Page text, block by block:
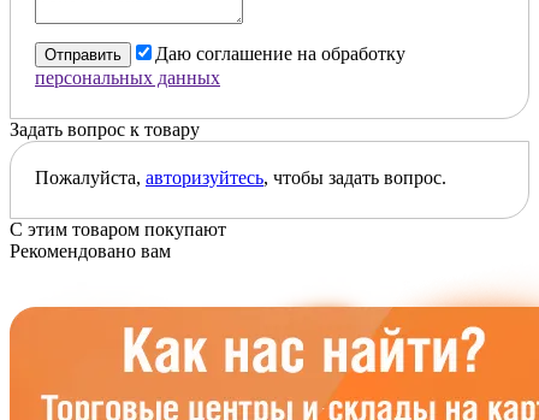
Отправить
Даю соглашение на обработку
персональных данных
Задать вопрос к товару
Пожалуйста, авторизуйтесь, чтобы задать вопрос.
С этим товаром покупают
Рекомендовано вам